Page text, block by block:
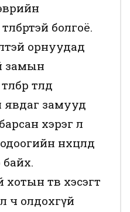
болгоё.
орнуудад
замын
тѳлѳѳд
явдаг замууд
хэрэг л
нѳхцѳлд
байх.
тѳв хэсэгт
ч олдохгүй